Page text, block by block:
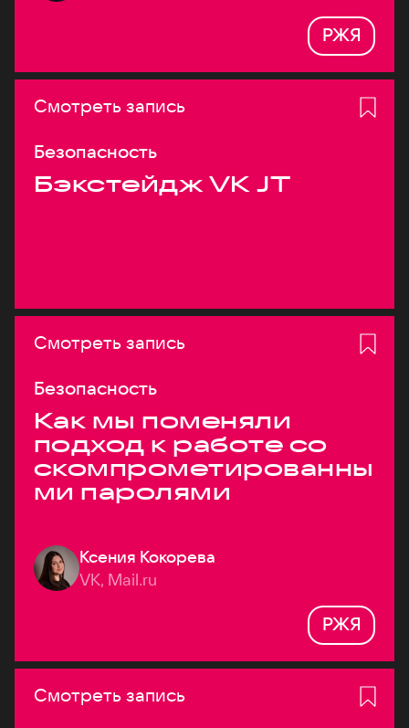
РЖЯ
Смотреть запись
Безопасность
Бэкстейдж VK JT
Смотреть запись
Безопасность
Как мы поменяли
подход к работе со
скомпрометированны
ми паролями
Ксения Кокорева
VK, Mail.ru
РЖЯ
Смотреть запись